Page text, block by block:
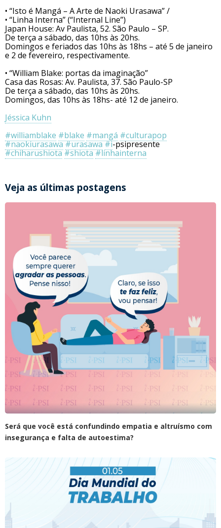
• “Isto é Mangá – A Arte de Naoki Urasawa” /
• “Linha Interna” (“Internal Line”)
Japan House: Av Paulista, 52. São Paulo – SP.
De terça a sábado, das 10hs às 20hs.
Domingos e feriados das 10hs às 18hs – até 5 de janeiro
e 2 de fevereiro, respectivamente.
• “William Blake: portas da imaginação”
Casa das Rosas: Av. Paulista, 37. São Paulo-SP
De terça a sábado, das 10hs às 20hs.
Domingos, das 10hs às 18hs- até 12 de janeiro.
Jéssica Kuhn
#williamblake #blake #mangá #culturapop
#naokiurasawa #urasawa #i-psipresente
#chiharushiota #shiota #linhainterna
Veja as últimas postagens
Será que você está confundindo empatia e altruísmo com
insegurança e falta de autoestima?